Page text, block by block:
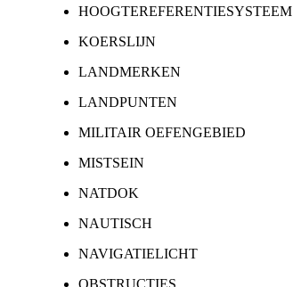
HOOGTEREFERENTIESYSTEEM
KOERSLIJN
LANDMERKEN
LANDPUNTEN
MILITAIR OEFENGEBIED
MISTSEIN
NATDOK
NAUTISCH
NAVIGATIELICHT
OBSTRUCTIES